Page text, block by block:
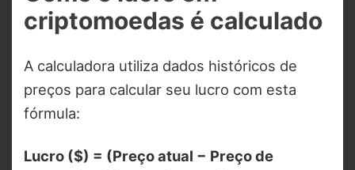
criptomoedas é calculado
A calculadora utiliza dados históricos de
preços para calcular seu lucro com esta
fórmula:
Lucro ($) = (Preço atual − Preço de